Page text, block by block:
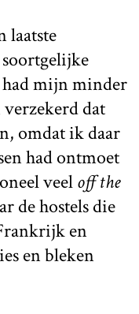
laatste
mijn minder
dat
omdat ik daar
had ontmoet
veeloff the
de hostels die
en
en bleken